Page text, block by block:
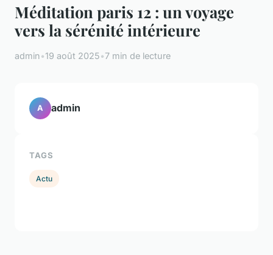
Méditation paris 12 : un voyage
vers la sérénité intérieure
admin•19 août 2025•7 min de lecture
A admin
TAGS
Actu